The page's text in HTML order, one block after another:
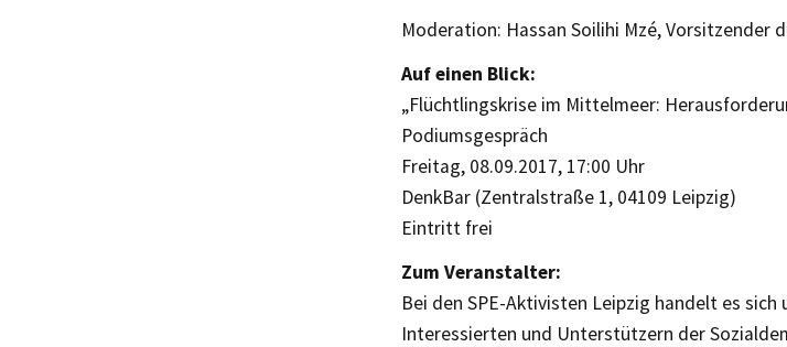
Moderation: Hassan Soilihi Mzé, Vorsitzender
Auf einen Blick:
„Flüchtlingskrise im Mittelmeer:
Podiumsgespräch
Freitag, 08.09.2017, 17:00 Uhr
DenkBar (Zentralstraße 1, 04109 Leipzig)
Eintritt frei
Zum Veranstalter:
Bei den SPE-Aktivisten Leipzig handelt es
Interessierten und Unterstützern der